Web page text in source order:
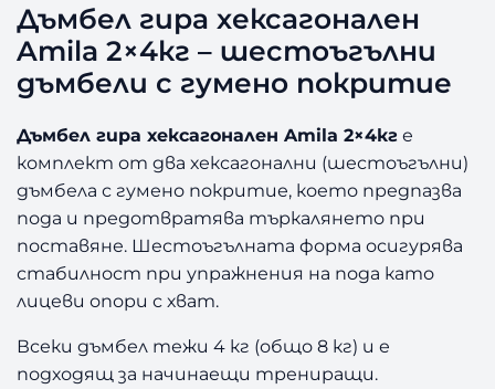
и
р
а
х
к
с
а
г
о
н
е
Дъмбел гира хексагонален
Amila 2×4кг – шестоъгълни
дъмбели с гумено покритие
Дъмбел гира хексагонален Amila 2×4кг е
комплект от два хексагонални (шестоъгълни)
дъмбела с гумено покритие, което предпазва
пода и предотвратява търкалянето при
поставяне. Шестоъгълната форма осигурява
стабилност при упражнения на пода като
лицеви опори с хват.
Всеки дъмбел тежи 4 кг (общо 8 кг) и е
подходящ за начинаещи трениращи.